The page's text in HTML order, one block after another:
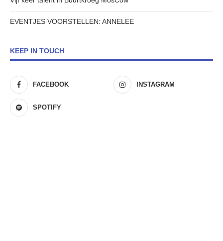
EVENTJES VOORSTELLEN: ANNELEE
KEEP IN TOUCH
FACEBOOK INSTAGRAM
SPOTIFY